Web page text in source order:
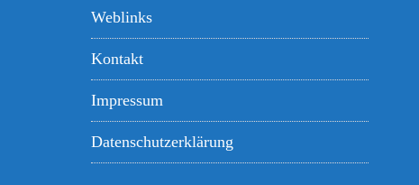
Weblinks
Kontakt
Impressum
Datenschutzerklärung